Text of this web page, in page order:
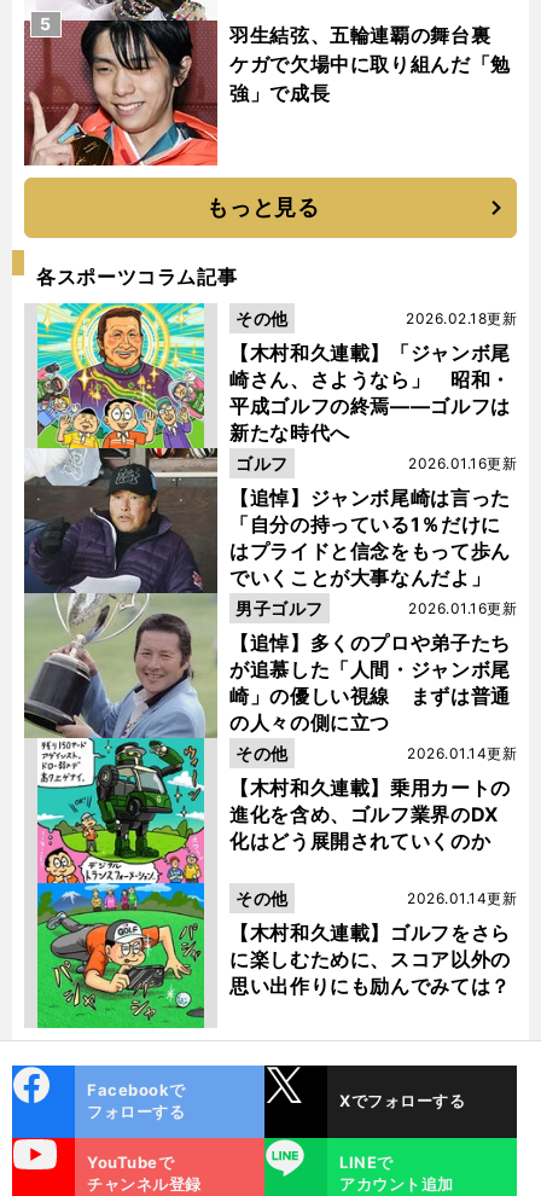
羽生結弦、五輪連覇の舞台裏
ケガで欠場中に取り組んだ「勉
強」で成長
5
もっと見る
各スポーツコラム記事
【木村和久連載】「ジャンボ尾
崎さん、さようなら」 昭和・
平成ゴルフの終焉――ゴルフは
新たな時代へ
2026.02.18更新
その他
【追悼】ジャンボ尾崎は言った
「自分の持っている1％だけに
はプライドと信念をもって歩ん
でいくことが大事なんだよ」
2026.01.16更新
ゴルフ
【追悼】多くのプロや弟子たち
が追慕した「人間・ジャンボ尾
崎」の優しい視線 まずは普通
の人々の側に立つ
2026.01.16更新
男子ゴルフ
【木村和久連載】乗用カートの
進化を含め、ゴルフ業界のDX
化はどう展開されていくのか
2026.01.14更新
その他
【木村和久連載】ゴルフをさら
に楽しむために、スコア以外の
思い出作りにも励んでみては？
2026.01.14更新
その他
ok
Facebookで
フォローする
Xでフォローする
YouTubeで
チャンネル登録
LINE
LINEで
アカウント追加